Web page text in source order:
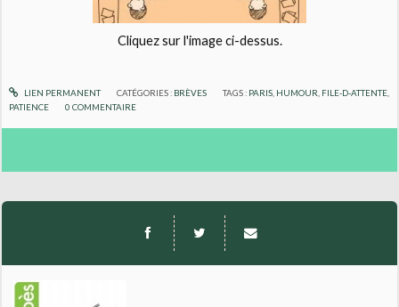
Cliquez sur l'image ci-dessus.
LIEN PERMANENT CATÉGORIES : BRÈVES TAGS : PARIS HUMOUR FILE-D-ATTENTE
PATIENCE
0 COMMENTAIRE